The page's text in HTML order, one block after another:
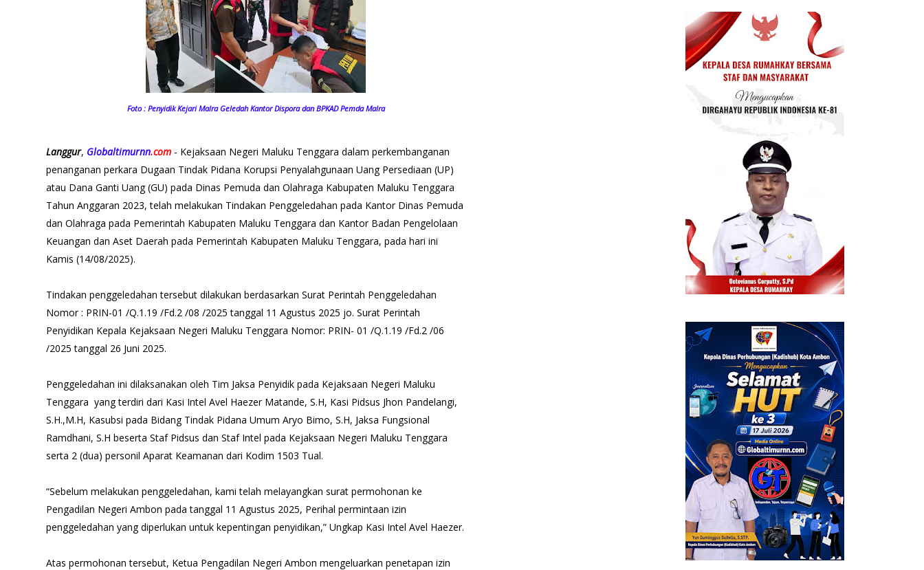
Foto : Penyidik Kejari Malra Geledah Kantor Dispora dan BPKAD Pemda Malra
Langgur, Globaltimurnn.com - Kejaksaan Negeri Maluku Tenggara dalam perkembanganan
penanganan perkara Dugaan Tindak Pidana Korupsi Penyalahgunaan Uang Persediaan (UP)
atau Dana Ganti Uang (GU) pada Dinas Pemuda dan Olahraga Kabupaten Maluku Tenggara
Tahun Anggaran 2023, telah melakukan Tindakan Penggeledahan pada Kantor Dinas Pemuda
dan Olahraga pada Pemerintah Kabupaten Maluku Tenggara dan Kantor Badan Pengelolaan
Keuangan dan Aset Daerah pada Pemerintah Kabupaten Maluku Tenggara, pada hari ini
Kamis (14/08/2025).
Tindakan penggeledahan tersebut dilakukan berdasarkan Surat Perintah Penggeledahan
Nomor : PRIN-01 /Q.1.19 /Fd.2 /08 /2025 tanggal 11 Agustus 2025 jo. Surat Perintah
Penyidikan Kepala Kejaksaan Negeri Maluku Tenggara Nomor: PRIN- 01 /Q.1.19 /Fd.2 /06
/2025 tanggal 26 Juni 2025.
Penggeledahan ini dilaksanakan oleh Tim Jaksa Penyidik pada Kejaksaan Negeri Maluku
Tenggara yang terdiri dari Kasi Intel Avel Haezer Matande, S.H, Kasi Pidsus Jhon Pandelangi,
S.H.,M.H, Kasubsi pada Bidang Tindak Pidana Umum Aryo Bimo, S.H, Jaksa Fungsional
Ramdhani, S.H beserta Staf Pidsus dan Staf Intel pada Kejaksaan Negeri Maluku Tenggara
serta 2 (dua) personil Aparat Keamanan dari Kodim 1503 Tual.
“Sebelum melakukan penggeledahan, kami telah melayangkan surat permohonan ke
Pengadilan Negeri Ambon pada tanggal 11 Agustus 2025, Perihal permintaan izin
penggeledahan yang diperlukan untuk kepentingan penyidikan,” Ungkap Kasi Intel Avel Haezer.
Atas permohonan tersebut, Ketua Pengadilan Negeri Ambon mengeluarkan penetapan izin